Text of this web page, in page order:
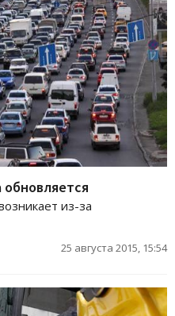
обновляется
из-за
25 августа 2015, 15:54